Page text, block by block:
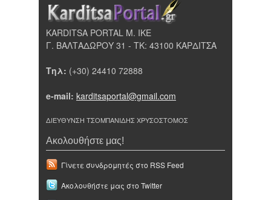
KARDITSA PORTAL Μ. ΙΚΕ
Γ. ΒΑΛΤΑΔΩΡΟΥ 31 - ΤΚ: 43100 ΚΑΡΔΙΤΣΑ
Τηλ: (+30) 24410 72888
e-mail: karditsaportal@gmail.com
ΔΙΕΥΘΥΝΣΗ ΤΣΟΜΠΑΝΙΔΗΣ ΧΡΥΣΟΣΤΟΜΟΣ
Ακολουθήστε μας!
Γίνετε συνδρομητές στο RSS Feed
Ακολουθήστε μας στο Twitter